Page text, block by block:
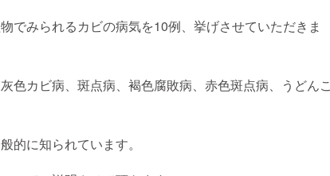
でみられるカビの病気を10例、挙げさせていただきま
色カビ病、斑点病、褐色腐敗病、赤色斑点病、うどんこ
的に知られています。